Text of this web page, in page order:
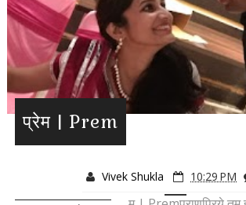
प्रेम | Prem
Vivek Shukla 10:29 PM